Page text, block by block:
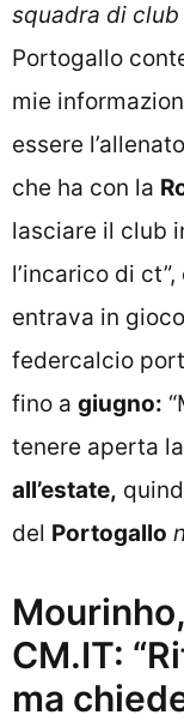
squadra di club
Portogallo
mie
essere
che ha con la
lasciare il club
l’incarico di
entrava in
federcalcio
fino a giugno:
tenere aperta
all’estate,
del Portogallo
CM.IT:
ma